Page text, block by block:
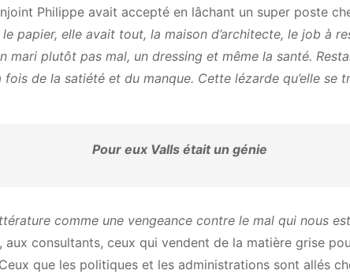
Philippe avait accepté en lâchant un super poste
le papier, elle avait tout, la maison d’architecte, le job à
mari plutôt pas mal, un dressing et même la santé.
de la satiété et du manque. Cette lézarde qu’elle se
Pour eux Valls était un génie
comme une vengeance contre le mal qui nous
aux consultants, ceux qui vendent de la matière grise
que les politiques et les administrations sont allés